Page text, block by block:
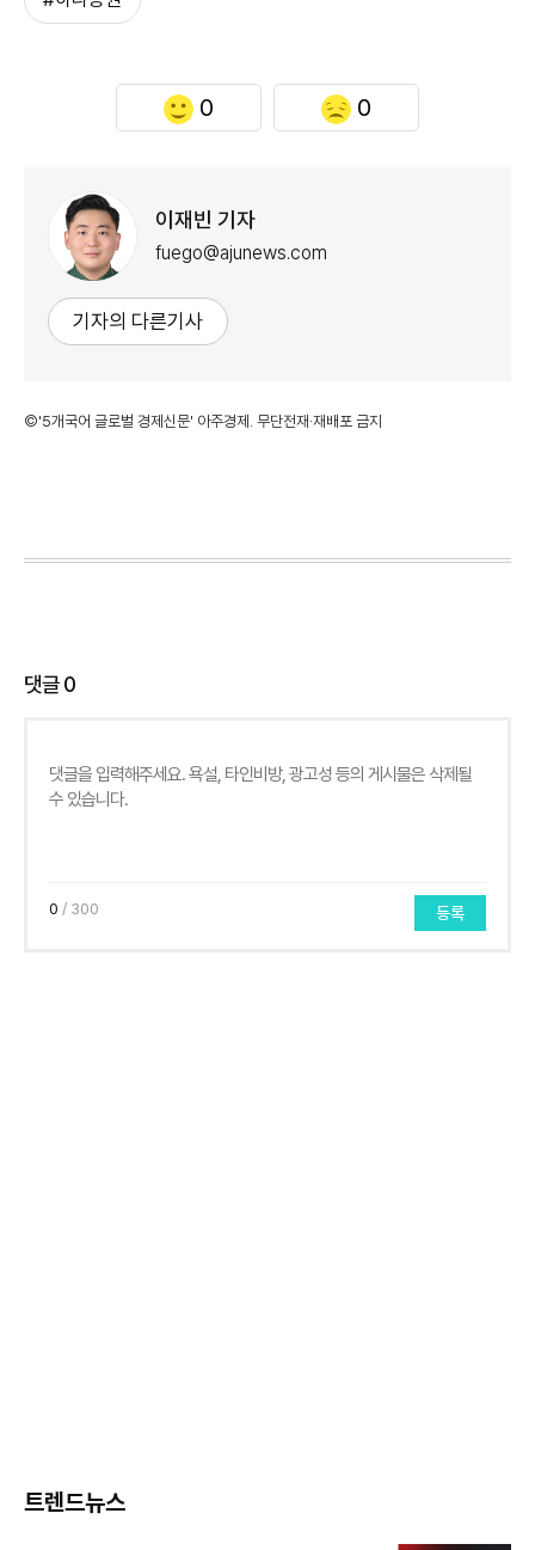
0 0
이재빈 기자
fuego@ajunews.com
기자의 다른기사
©'5개국어 글로벌 경제신문' 아주경제. 무단전재·재배포 금지
댓글0
0 / 300 등록
트렌드뉴스